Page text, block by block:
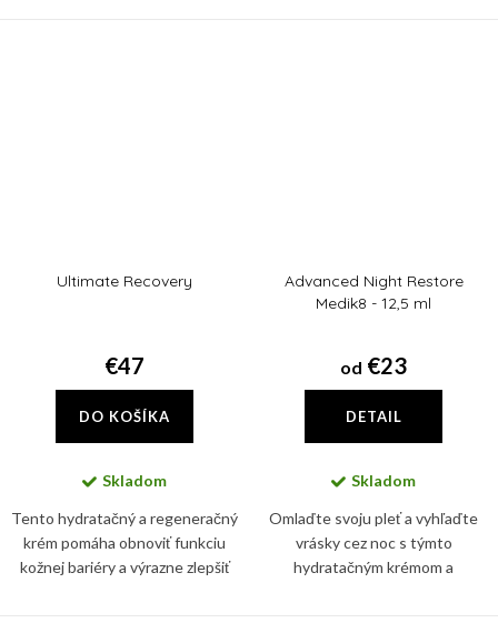
Ultimate Recovery
€47
DO KOŠÍKA
Skladom
Tento hydratačný a regeneračný
krém pomáha obnoviť funkciu
kožnej bariéry a výrazne zlepšiť
Advanced Night Restore
Medik8 - 12,5 ml
od €23
DETAIL
Skladom
Omlaďte svoju pleť a vyhľaďte
vrásky cez noc s týmto
hydratačným krémom a